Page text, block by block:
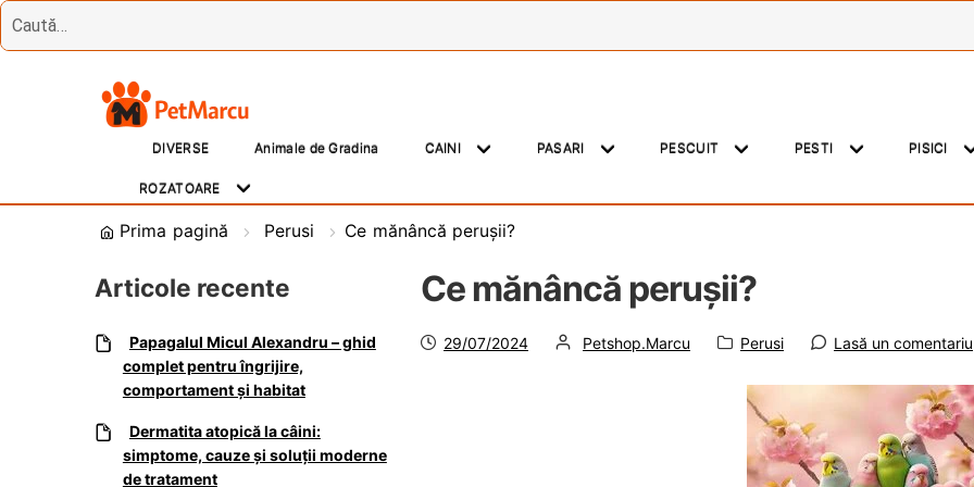
Treci
Sări
DIVERSE Animale de Gradina CAINI PASARI PESCUIT PESTI PISICI
ROZATOARE
Prima pagină Perusi Ce mănâncă perușii?
Ce mănâncă perușii?
Postat
29/07/2024 de
Petshop.Marcu Categorie:
Perusi Lasă un comentariu
Articole recente
Papagalul Micul Alexandru – ghid
complet pentru îngrijire,
comportament și habitat
Dermatita atopică la câini:
simptome, cauze și soluții moderne
de tratament